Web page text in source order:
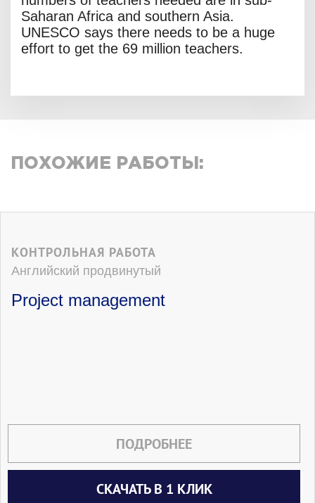
ПОХОЖИЕ РАБОТЫ:
КОНТРОЛЬНАЯ РАБОТА
Английский продвинутый
Project management
ПОДРОБНЕЕ
СКАЧАТЬ В 1 КЛИК
Saharan Africa and southern Asia.
UNESCO says there needs to be a huge
effort to get the 69 million teachers.